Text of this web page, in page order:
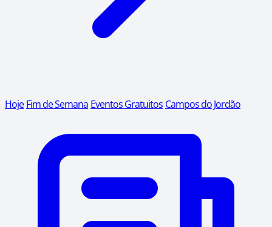
Hoje Fim de Semana Eventos Gratuitos Campos do Jordão